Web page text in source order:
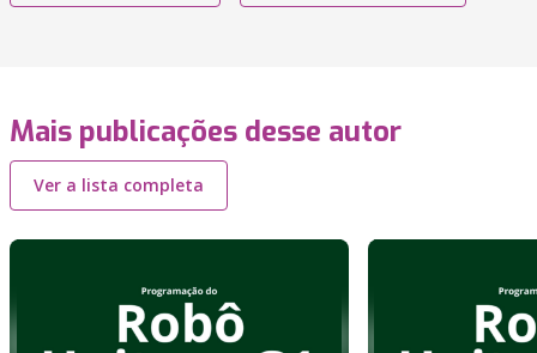
Mais publicações desse autor
Ver a lista completa